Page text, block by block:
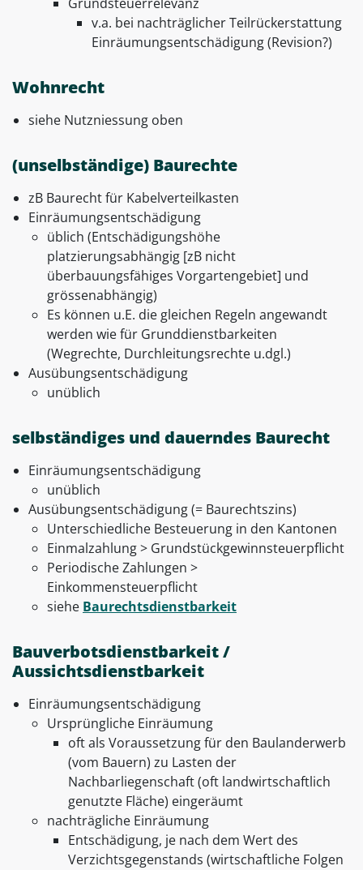
Grundsteuerrelevanz
v.a. bei nachträglicher Teilrückerstattung
Einräumungsentschädigung (Revision?)
Wohnrecht
siehe Nutzniessung oben
(unselbständige) Baurechte
zB Baurecht für Kabelverteilkasten
Einräumungsentschädigung
üblich (Entschädigungshöhe
platzierungsabhängig [zB nicht
überbauungsfähiges Vorgartengebiet] und
grössenabhängig)
Es können u.E. die gleichen Regeln angewandt
werden wie für Grunddienstbarkeiten
(Wegrechte, Durchleitungsrechte u.dgl.)
Ausübungsentschädigung
unüblich
selbständiges und dauerndes Baurecht
Einräumungsentschädigung
unüblich
Ausübungsentschädigung (= Baurechtszins)
Unterschiedliche Besteuerung in den Kantonen
Einmalzahlung > Grundstückgewinnsteuerpflicht
Periodische Zahlungen >
Einkommensteuerpflicht
siehe Baurechtsdienstbarkeit
Bauverbotsdienstbarkeit /
Aussichtsdienstbarkeit
Einräumungsentschädigung
Ursprüngliche Einräumung
oft als Voraussetzung für den Baulanderwerb
(vom Bauern) zu Lasten der
Nachbarliegenschaft (oft landwirtschaftlich
genutzte Fläche) eingeräumt
nachträgliche Einräumung
Entschädigung, je nach dem Wert des
Verzichtsgegenstands (wirtschaftliche Folgen